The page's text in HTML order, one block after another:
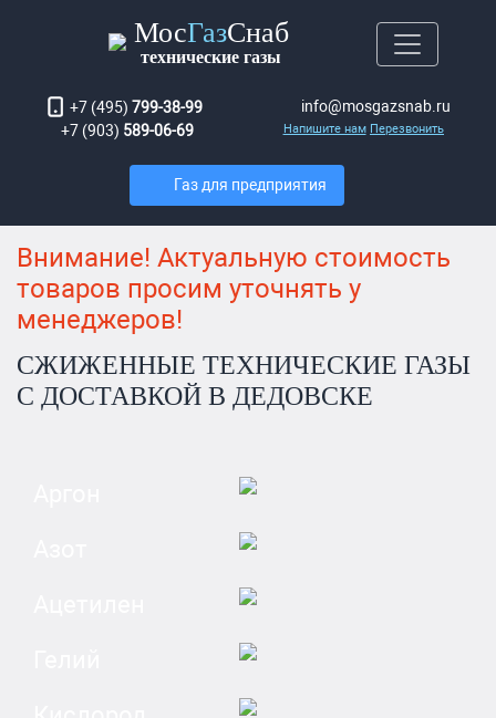
МосГазСнаб
технические газы
+7 (495) 799-38-99
+7 (903) 589-06-69
info@mosgazsnab.ru
Напишите нам Перезвонить
Газ для предприятия
Внимание! Актуальную стоимость
товаров просим уточнять у
менеджеров!
СЖИЖЕННЫЕ ТЕХНИЧЕСКИЕ ГАЗЫ
С ДОСТАВКОЙ В ДЕДОВСКЕ